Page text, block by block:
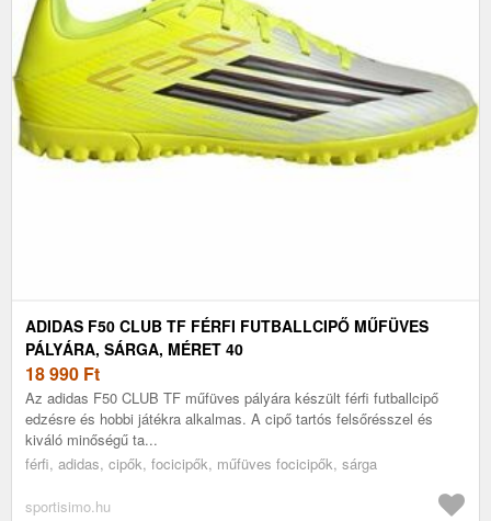
ADIDAS F50 CLUB TF FÉRFI FUTBALLCIPŐ MŰFÜVES
PÁLYÁRA, SÁRGA, MÉRET 40
18 990 Ft
Az adidas F50 CLUB TF műfüves pályára készült férfi futballcipő
edzésre és hobbi játékra alkalmas. A cipő tartós felsőrésszel és
kiváló minőségű ta...
férfi, adidas, cipők, focicipők, műfüves focicipők, sárga
sportisimo.hu